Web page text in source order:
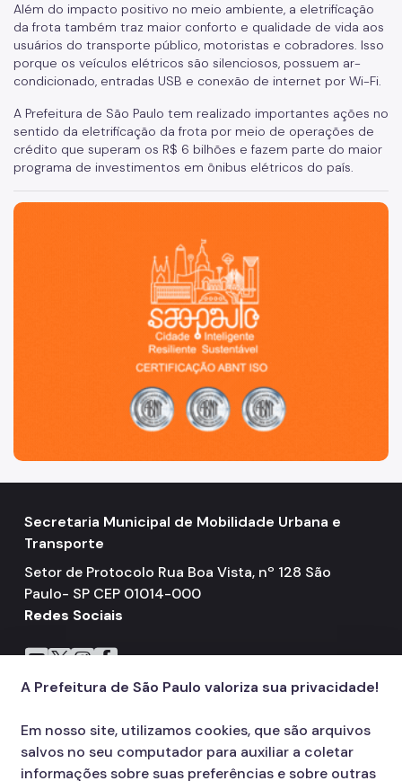
Fretamento
Junta Administrativa (JARI)
Táxi
Transporte Escolar Privado
Transporte Escolar Gratuito - TEG
Transporte de passageiros por motocicleta
Seu veículo foi guinchado
Além do impacto positivo no meio ambiente, a eletrificação
da frota também traz maior conforto e qualidade de vida aos
usuários do transporte público, motoristas e cobradores. Isso
porque os veículos elétricos são silenciosos, possuem ar-
condicionado, entradas USB e conexão de internet por Wi-Fi.
A Prefeitura de São Paulo tem realizado importantes ações no
sentido da eletrificação da frota por meio de operações de
crédito que superam os R$ 6 bilhões e fazem parte do maior
programa de investimentos em ônibus elétricos do país.
São Paulo, cidade inteligente, resiliente e sustentável
Secretaria Municipal de Mobilidade Urbana e
Transporte
Setor de Protocolo Rua Boa Vista, nº 128 São
Paulo- SP CEP 01014-000
Redes Sociais
Icone do YouTube
Icone do X
Icone do Instagram
Icone do Facebook
A Prefeitura de São Paulo valoriza sua privacidade!
Em nosso site, utilizamos cookies, que são arquivos
salvos no seu computador para auxiliar a coletar
informações sobre suas preferências e sobre outras